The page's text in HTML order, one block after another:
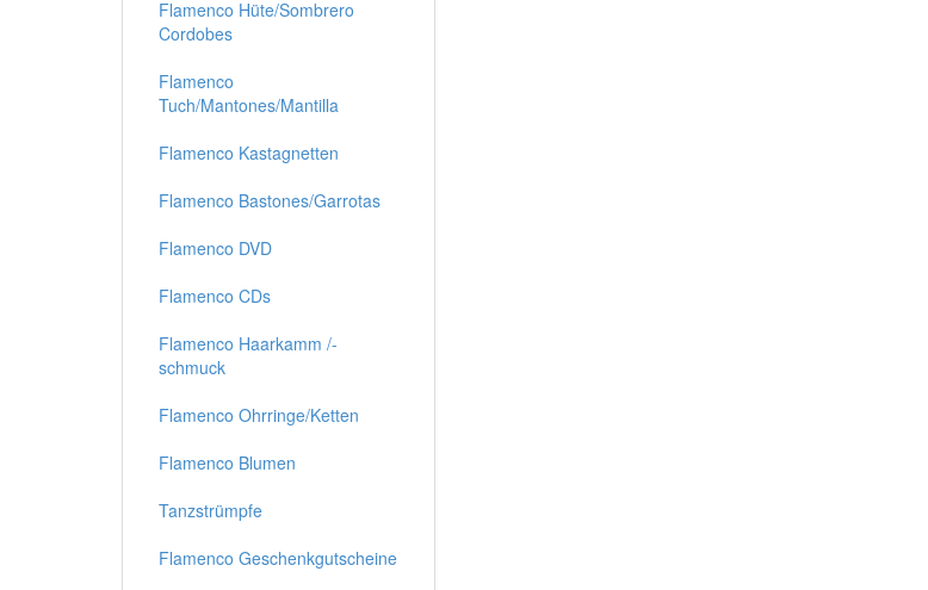
Flamenco Hüte/Sombrero
Cordobes
Flamenco
Tuch/Mantones/Mantilla
Flamenco Kastagnetten
Flamenco Bastones/Garrotas
Flamenco DVD
Flamenco CDs
Flamenco Haarkamm /-
schmuck
Flamenco Ohrringe/Ketten
Flamenco Blumen
Tanzstrümpfe
Flamenco Geschenkgutscheine